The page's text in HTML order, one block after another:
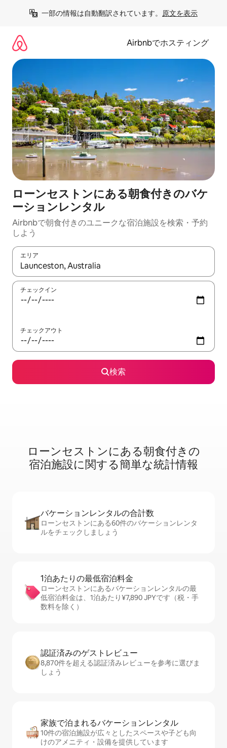
一部の情報は自動翻訳されています。 原文を表示
Airbnbでホスティング
ローンセストンにある朝食付きのバケ
ーションレンタル
Airbnbで朝食付きのユニークな宿泊施設を検索・予約
しよう
エリア
検索結果が表示されたら、上下の矢印キーを使って移動するか
チェックイン
チェックアウト
検索
ローンセストンに⁠あ⁠る朝⁠食⁠付⁠き⁠の
宿⁠泊⁠施⁠設⁠に関⁠す⁠る簡⁠単⁠な統⁠計⁠情⁠報
バケーションレ⁠ン⁠タ⁠ル⁠の合⁠計⁠数
ローンセストンにある60件のバケーションレンタ
ルをチェックしましょう
1泊あたりの最⁠低⁠宿⁠泊⁠料⁠金
ローンセストンにあるバケーションレンタルの最
低宿泊料金は、1泊あたり¥7,890 JPYです（税・手
数料を除く）
認証済みのゲ⁠ス⁠ト⁠レ⁠ビ⁠ュ⁠ー
8,870件を超える認証済みレビューを参考に選びま
しょう
家族で泊まれるバ⁠ケ⁠ー⁠シ⁠ョ⁠ンレ⁠ン⁠タ⁠ル
10件の宿泊施設が広々としたスペースや子ども向
けのアメニティ・設備を提供しています